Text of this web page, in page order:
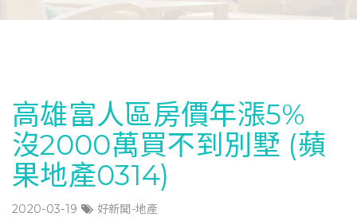
高雄富人區房價年漲5%
沒2000萬買不到別墅 (蘋
果地產0314)
2020-03-19 好新聞-地產